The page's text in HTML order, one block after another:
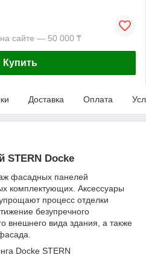
сайте — 50 000 ₸
Купить
Доставка Оплата
STERN Docke
фасадных панелей
комплектующих. Аксессуары
процесс отделки
безупречного
внешнего вида здания, а также
Docke STERN